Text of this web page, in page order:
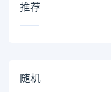
推荐
随机